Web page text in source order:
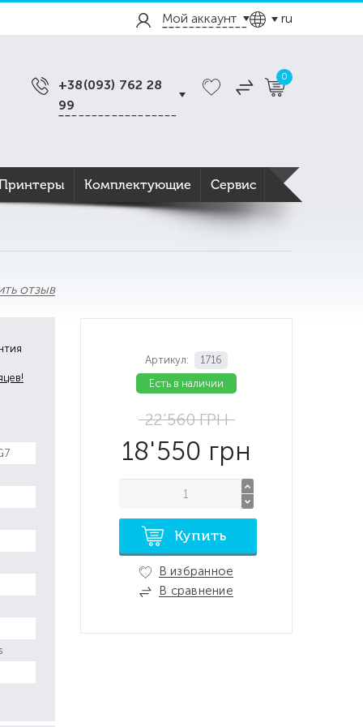
Мой аккаунт ru
+38(093) 762 28
99
0
Комплектующие Сервис
отзыв
Артикул:
1716
Есть в наличии
22'560 ГРН
18'550 грн
Купить
В избранное
В сравнение